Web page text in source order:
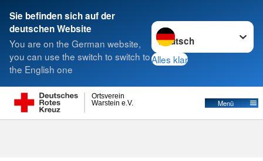
Sie befinden sich auf der
deutschen Website
You are on the German website,
you can use the switch to switch to
the English one
Sprache wechseln zu
Alles klar
Warstein e.V.
Ortsverein
Menü
Suche